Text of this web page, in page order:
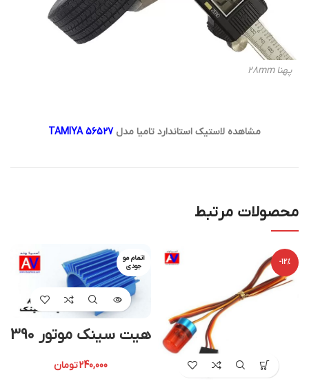
پهنا 28mm
مشاهده لاستیک استاندارد تامیا مدلTAMIYA 56527
محصولات مرتبط
-12%
اتمام مو
جودی
هیت سینک موتور 390
240,000تومان